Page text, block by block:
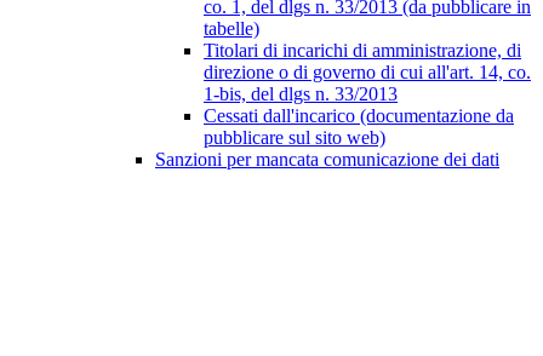
co. 1, del dlgs n. 33/2013 (da pubblicare in
tabelle)
Titolari di incarichi di amministrazione, di
direzione o di governo di cui all'art. 14, co.
1-bis, del dlgs n. 33/2013
Cessati dall'incarico (documentazione da
pubblicare sul sito web)
Sanzioni per mancata comunicazione dei dati